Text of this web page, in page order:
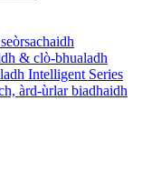
& clò-bhualadh
Intelligent Series
àrd-ùrlar biadhaidh